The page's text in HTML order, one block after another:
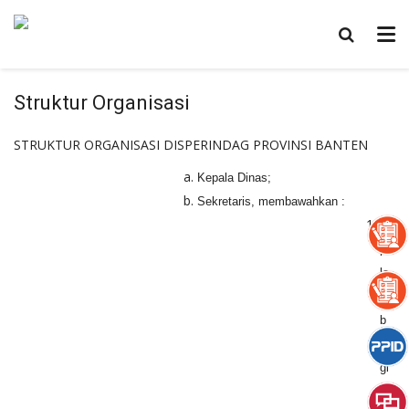
Struktur Organisasi
STRUKTUR ORGANISASI DISPERINDAG PROVINSI BANTEN
Kepala Dinas;
Sekretaris, membawahkan :
Ke
pa
la
Su
b
Ba
gi
an